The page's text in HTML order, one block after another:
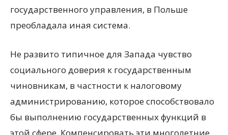
государственного управления, в Польше
преобладала иная система.
Не развито типичное для Запада чувство
социального доверия к государственным
чиновникам, в частности к налоговому
администрированию, которое способствовало
бы выполнению государственных функций в